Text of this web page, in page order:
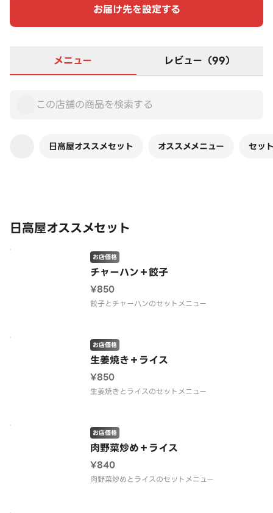
お届け先を設定する
メニュー レビュー（99）
日高屋オススメセット オススメメニュー セッ
日高屋オススメセット
チャーハン＋餃子
お店価格
¥850
餃子とチャーハンのセットメニュー
生姜焼き＋ライス
お店価格
¥850
生姜焼きとライスのセットメニュー
肉野菜炒め＋ライス
お店価格
¥840
肉野菜炒めとライスのセットメニュー